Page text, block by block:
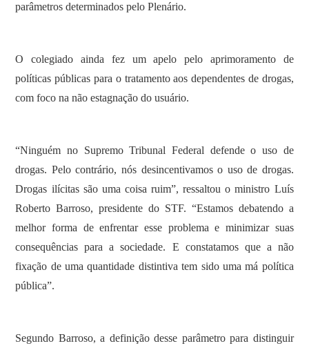
parâmetros determinados pelo Plenário.
O colegiado ainda fez um apelo pelo aprimoramento de
políticas públicas para o tratamento aos dependentes de drogas,
com foco na não estagnação do usuário.
“Ninguém no Supremo Tribunal Federal defende o uso de
drogas. Pelo contrário, nós desincentivamos o uso de drogas.
Drogas ilícitas são uma coisa ruim”, ressaltou o ministro Luís
Roberto Barroso, presidente do STF. “Estamos debatendo a
melhor forma de enfrentar esse problema e minimizar suas
consequências para a sociedade. E constatamos que a não
fixação de uma quantidade distintiva tem sido uma má política
pública”.
Segundo Barroso, a definição desse parâmetro para distinguir